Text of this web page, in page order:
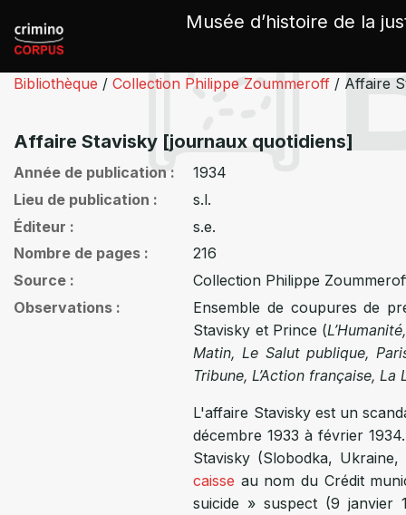
Musée d’histoire de la
Bibliothèque / Collection Philippe Zoummeroff / Affaire
Affaire Stavisky [journaux quotidiens]
Année de publication
1934
Lieu de publication
s.l.
Éditeur
s.e.
Nombre de pages
216
Source
Collection Philippe
Observations
Ensemble de coupures de
Stavisky et Prince (
Matin, Le Salut publique,
Tribune, L’Action française,
L'affaire Stavisky est un
décembre 1933 à février
Stavisky (Slobodka,
caisse au nom du Crédit
suicide » suspect (9 janvier
Panneau de gestion des cookies